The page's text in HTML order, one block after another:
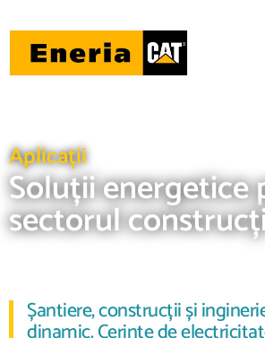
Aplicații
Soluții energetice
sectorul
Șantiere, construcții și